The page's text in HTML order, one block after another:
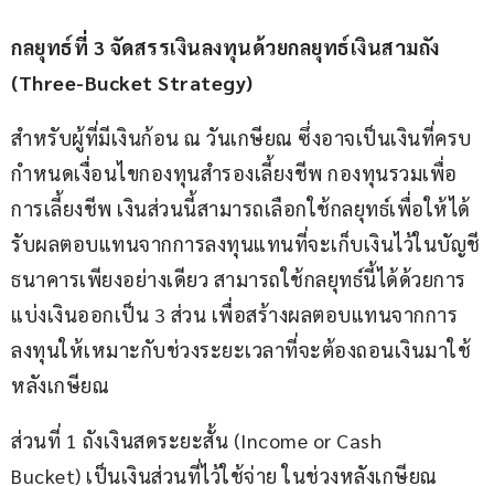
กลยุทธ์ที่ 3 จัดสรรเงินลงทุนด้วยกลยุทธ์เงินสามถัง
(Three-Bucket Strategy)
สำหรับผู้ที่มีเงินก้อน ณ วันเกษียณ ซึ่งอาจเป็นเงินที่ครบ
กำหนดเงื่อนไขกองทุนสำรองเลี้ยงชีพ กองทุนรวมเพื่อ
การเลี้ยงชีพ เงินส่วนนี้สามารถเลือกใช้กลยุทธ์เพื่อให้ได้
รับผลตอบแทนจากการลงทุนแทนที่จะเก็บเงินไว้ในบัญชี
ธนาคารเพียงอย่างเดียว สามารถใช้กลยุทธ์นี้ได้ด้วยการ
แบ่งเงินออกเป็น 3 ส่วน เพื่อสร้างผลตอบแทนจากการ
ลงทุนให้เหมาะกับช่วงระยะเวลาที่จะต้องถอนเงินมาใช้
หลังเกษียณ
ส่วนที่ 1 ถังเงินสดระยะสั้น (Income or Cash
Bucket) เป็นเงินส่วนที่ไว้ใช้จ่าย ในช่วงหลังเกษียณ